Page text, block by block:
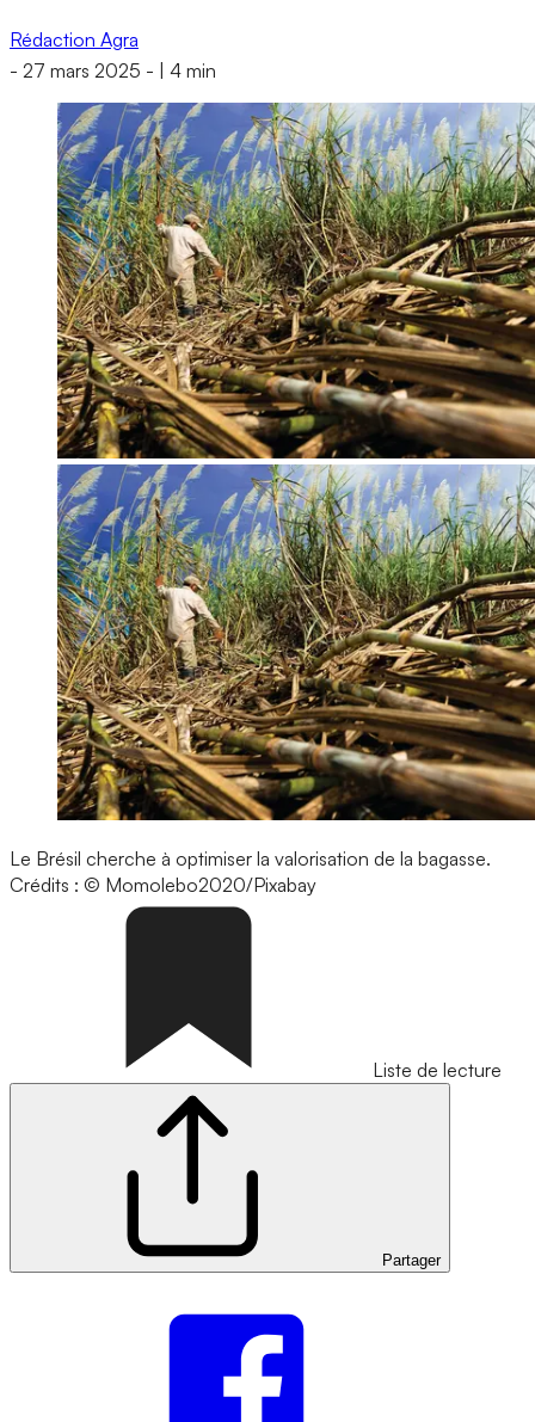
Rédaction Agra
- 27 mars 2025 - 4 min
Le Brésil cherche à optimiser la valorisation de la bagasse.
Crédits : © Momolebo2020/Pixabay
Liste de lecture
Partager